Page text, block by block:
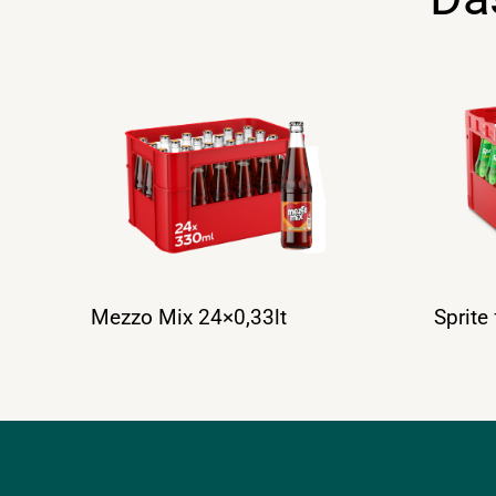
Mezzo Mix 24×0,33lt Sprite